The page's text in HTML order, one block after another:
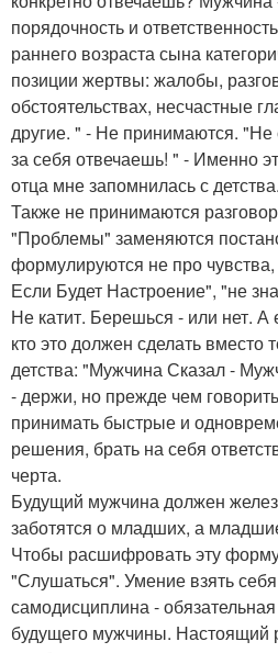
порядочность и
раннего возраста сына
позиции жертвы: жалобы,
обстоятельствах, несчастные
другие. " - Не принимаются. "Не
за себя отвечаешь! " - Именно
отца мне запомнилась с детства.
Также не принимаются
"Проблемы" заменяются
формулируются не про
Если Будет Настроение", "не
Не катит. Берешься - или нет.
кто это должен сделать вместо
детства: "Мужчина Сказал -
- держи, но прежде чем
принимать быстрые и
решения, брать на себя
черта.
Будущий мужчина должен
заботятся о младших, а
Чтобы расшифровать эту
"Слушаться". Умение взять
самодисциплина -
будущего мужчины. Настоящий